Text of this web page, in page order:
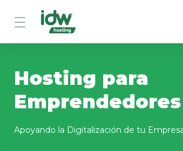
Hosting para
Emprendedores
Apoyando la Digitalización de tu